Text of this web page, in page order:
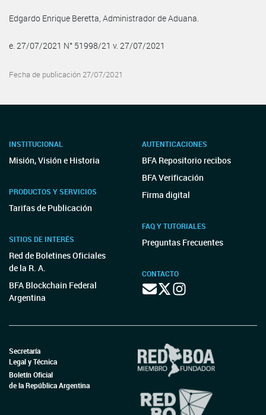
Edgardo Enrique Beretta, Administrador de Aduana.
e. 27/07/2021 N° 51998/21 v. 27/07/2021
Fecha de publicación 27/07/2021
INSTITUCIONAL
Misión, Visión e Historia
PRODUCTOS Y SERVICIOS
Tarifas de Publicación
SITIOS DE INTERÉS
Red de Boletines Oficiales
de la R. A.
BFA Blockchain Federal
Argentina
AUTENTICACIONES
BFA Repositorio recibos
BFA Verificación
Firma digital
FAQ Y TUTORIALES
Preguntas Frecuentes
CONTACTO
Secretaría
Legal y Técnica
Boletín Oficial
de la República Argentina